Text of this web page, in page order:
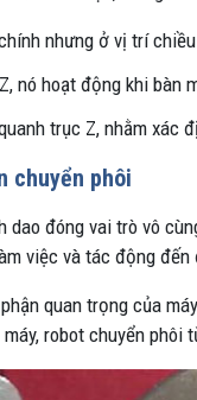
nhưng ở vị trí
nó hoạt động khi bàn
trục Z, nhằm xác
chuyển phôi
dao đóng vai trò vô
việc và tác động
quan trọng của
robot chuyển phôi